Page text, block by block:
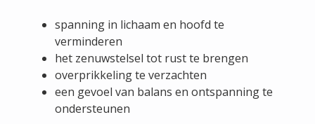
spanning in lichaam en hoofd te
verminderen
het zenuwstelsel tot rust te brengen
overprikkeling te verzachten
een gevoel van balans en ontspanning te
ondersteunen